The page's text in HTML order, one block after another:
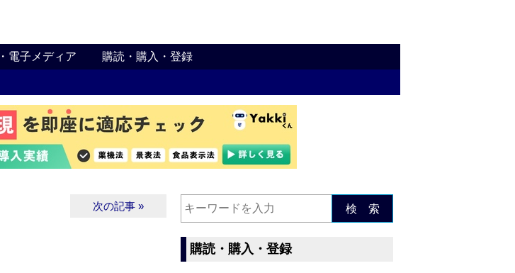
電子メディア 購読・購入・登録
次の記事 » 検 索
購読・購入・登録